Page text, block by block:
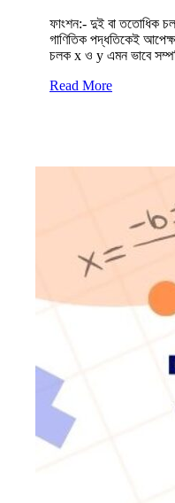
ফাংশন:- দুই বা ততোধিক
গাণিতিক পদ্ধতিকেই
চলক x ও y এমন ভাবে
Read More